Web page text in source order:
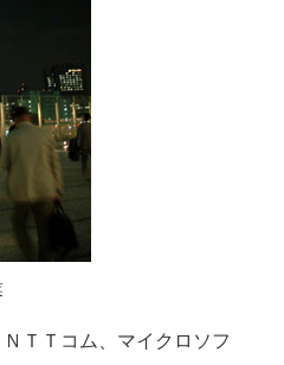
ＴＴコム、マイクロソフ